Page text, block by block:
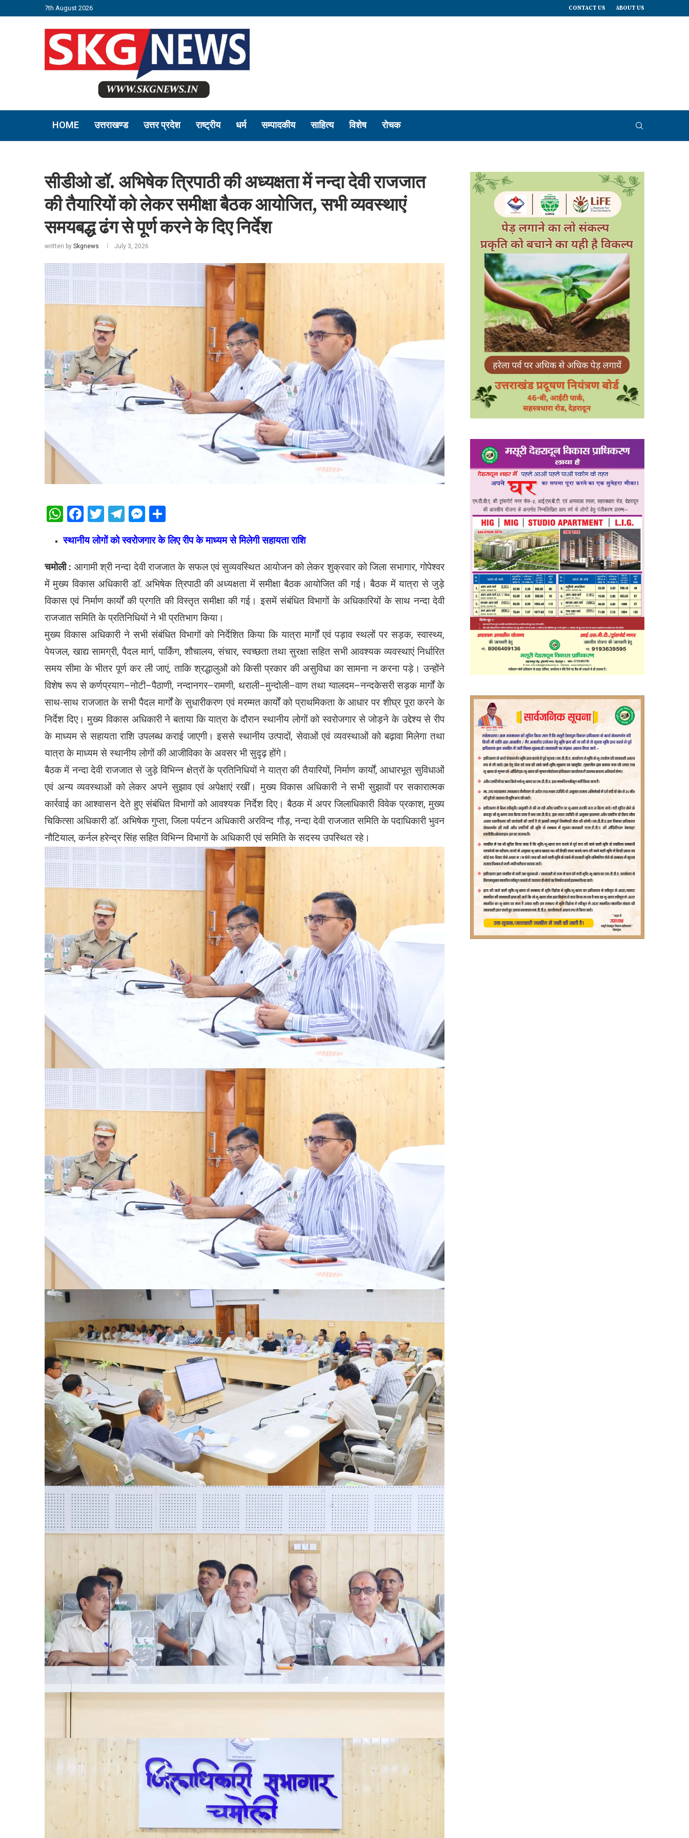
7th August 2026 CONTACT US ABOUT US
HOME उत्तराखण्ड उत्तर प्रदेश राष्ट्रीय धर्म सम्पादकीय साहित्य विशेष रोचक
सीडीओ डॉ. अभिषेक त्रिपाठी की अध्यक्षता में नन्दा देवी राजजात
की तैयारियों को लेकर समीक्षा बैठक आयोजित, सभी व्यवस्थाएं
समयबद्ध ढंग से पूर्ण करने के दिए निर्देश
written by Skgnews July 3, 2026
WhatsApp
Facebook
Twitter
Telegram
Messenger
स्थानीय लोगों को स्वरोजगार के लिए रीप के माध्यम से मिलेगी सहायता राशि
चमोली : आगामी श्री नन्दा देवी राजजात के सफल एवं सुव्यवस्थित आयोजन को लेकर शुक्रवार को जिला सभागार, गोपेश्वर
में मुख्य विकास अधिकारी डॉ. अभिषेक त्रिपाठी की अध्यक्षता में समीक्षा बैठक आयोजित की गई। बैठक में यात्रा से जुड़े
विकास एवं निर्माण कार्यों की प्रगति की विस्तृत समीक्षा की गई। इसमें संबंधित विभागों के अधिकारियों के साथ नन्दा देवी
राजजात समिति के प्रतिनिधियों ने भी प्रतिभाग किया।
मुख्य विकास अधिकारी ने सभी संबंधित विभागों को निर्देशित किया कि यात्रा मार्गों एवं पड़ाव स्थलों पर सड़क, स्वास्थ्य,
पेयजल, खाद्य सामग्री, पैदल मार्ग, पार्किंग, शौचालय, संचार, स्वच्छता तथा सुरक्षा सहित सभी आवश्यक व्यवस्थाएं निर्धारित
समय सीमा के भीतर पूर्ण कर ली जाएं, ताकि श्रद्धालुओं को किसी प्रकार की असुविधा का सामना न करना पड़े। उन्होंने
विशेष रूप से कर्णप्रयाग–नोटी–पैठाणी, नन्दानगर–रामणी, थराली–मुन्दोली–वाण तथा ग्वालदम–नन्दकेसरी सड़क मार्गों के
साथ-साथ राजजात के सभी पैदल मार्गों के सुधारीकरण एवं मरम्मत कार्यों को प्राथमिकता के आधार पर शीघ्र पूरा करने के
निर्देश दिए। मुख्य विकास अधिकारी ने बताया कि यात्रा के दौरान स्थानीय लोगों को स्वरोजगार से जोड़ने के उद्देश्य से रीप
के माध्यम से सहायता राशि उपलब्ध कराई जाएगी। इससे स्थानीय उत्पादों, सेवाओं एवं व्यवस्थाओं को बढ़ावा मिलेगा तथा
यात्रा के माध्यम से स्थानीय लोगों की आजीविका के अवसर भी सुदृढ़ होंगे।
बैठक में नन्दा देवी राजजात से जुड़े विभिन्न क्षेत्रों के प्रतिनिधियों ने यात्रा की तैयारियों, निर्माण कार्यों, आधारभूत सुविधाओं
एवं अन्य व्यवस्थाओं को लेकर अपने सुझाव एवं अपेक्षाएं रखीं। मुख्य विकास अधिकारी ने सभी सुझावों पर सकारात्मक
कार्रवाई का आश्वासन देते हुए संबंधित विभागों को आवश्यक निर्देश दिए। बैठक में अपर जिलाधिकारी विवेक प्रकाश, मुख्य
चिकित्सा अधिकारी डॉ. अभिषेक गुप्ता, जिला पर्यटन अधिकारी अरविन्द गौड़, नन्दा देवी राजजात समिति के पदाधिकारी भुवन
नौटियाल, कर्नल हरेन्द्र सिंह सहित विभिन्न विभागों के अधिकारी एवं समिति के सदस्य उपस्थित रहे।